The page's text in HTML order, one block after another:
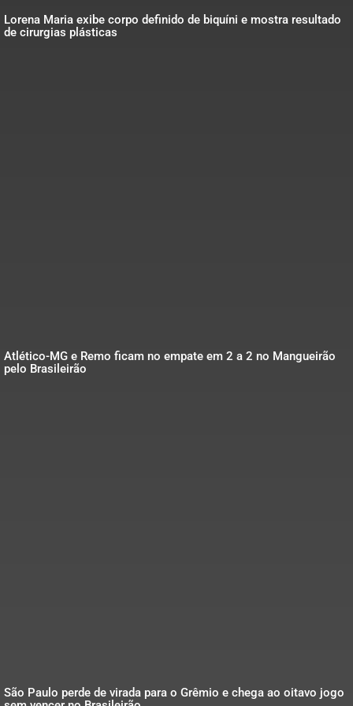
Lorena Maria exibe corpo definido de biquíni e mostra resultado
de cirurgias plásticas
Atlético-MG e Remo ficam no empate em 2 a 2 no Mangueirão
pelo Brasileirão
São Paulo perde de virada para o Grêmio e chega ao oitavo jogo